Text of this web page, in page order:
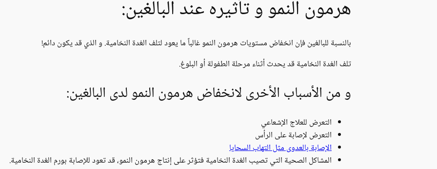
هرمون النمو و تأثيره عند البالغين:
بالنسبة للبالغين فإن انخفاض مستويات هرمون النمو غالباً ما يعود لتلف الغدة النخامية. و الذي قد يكون دائم!
تلف الغدة النخامية قد يحدث أثناء مرحلة الطفولة أو البلوغ.
و من الأسباب الأخرى لانخفاض هرمون النمو لدى البالغين:
التعرض للعلاج الإشعاعي
التعرض لإصابة على الرأس
الإصابة بالعدوى مثل التهاب السحايا
المشاكل الصحية التي تصيب الغدة النخامية فتؤثر على إنتاج هرمون النمو، قد تعود للإصابة بورم الغدة النخامية.